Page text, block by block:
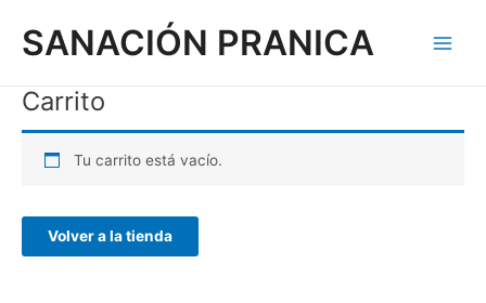
contenido
SANACIÓN PRANICA
Menu
Carrito
Tu carrito está vacío.
Volver a la tienda